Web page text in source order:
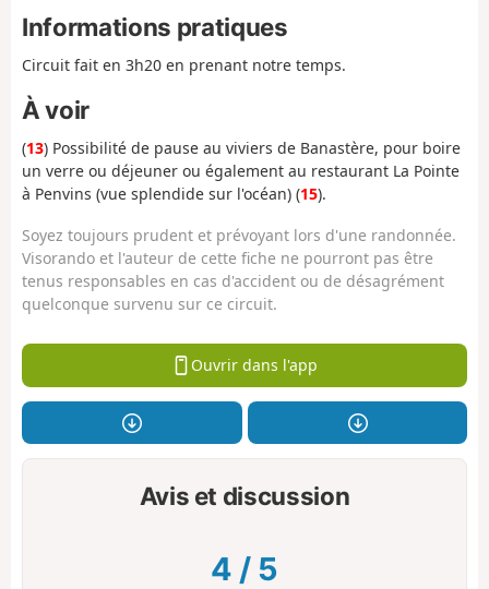
Informations pratiques
Circuit fait en 3h20 en prenant notre temps.
À voir
(13) Possibilité de pause au viviers de Banastère, pour boire
un verre ou déjeuner ou également au restaurant La Pointe
à Penvins (vue splendide sur l'océan) (15).
Soyez toujours prudent et prévoyant lors d'une randonnée.
Visorando et l'auteur de cette fiche ne pourront pas être
tenus responsables en cas d'accident ou de désagrément
quelconque survenu sur ce circuit.
Ouvrir dans l'app
Avis et discussion
4 / 5